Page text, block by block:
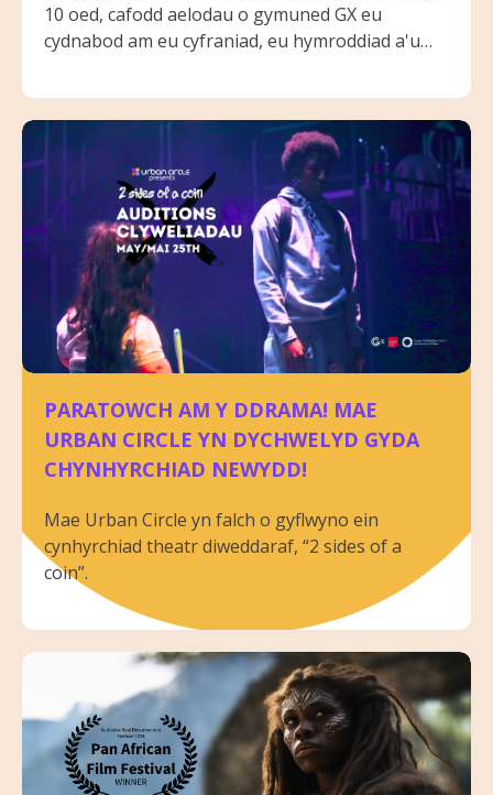
10 oed, cafodd aelodau o gymuned GX eu
cydnabod am eu cyfraniad, eu hymroddiad a'u
PARATOWCH AM Y DDRAMA! MAE
URBAN CIRCLE YN DYCHWELYD GYDA
CHYNHYRCHIAD NEWYDD!
Mae Urban Circle yn falch o gyflwyno ein
cynhyrchiad theatr diweddaraf, “2 sides of a
coin”.